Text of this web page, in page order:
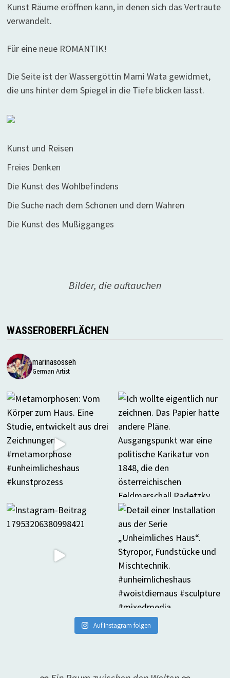
Kunst Räume eröffnen kann, in denen sich das Vertraute
verwandelt.
Für eine neue ROMANTIK!
Die Seite ist der Wassergöttin Mami Wata gewidmet,
die uns hinter dem Spiegel in die Tiefe blicken lässt.
Kunst und Reisen
Freies Denken
Die Kunst des Wohlbefindens
Die Suche nach dem Schönen und dem Wahren
Die Kunst des Müßigganges
Bilder, die auftauchen
WASSEROBERFLÄCHEN
marinasosseh
German Artist
Auf Instagram folgen